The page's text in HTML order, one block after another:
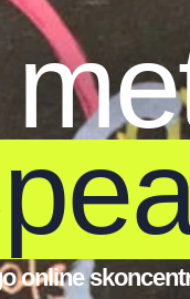
online